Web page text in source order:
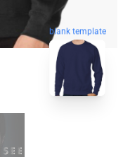
blank template